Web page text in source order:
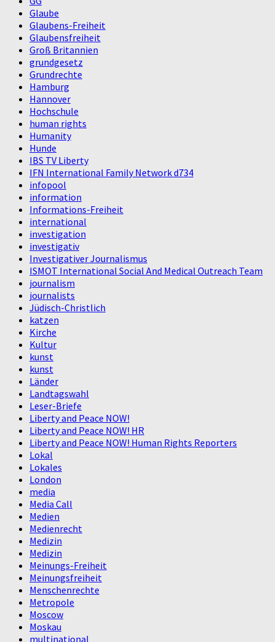
Glaube
Glaubens-Freiheit
Glaubensfreiheit
Groß Britannien
grundgesetz
Grundrechte
Hamburg
Hannover
Hochschule
human rights
Humanity
Hunde
IBS TV Liberty
IFN International Family Network d734
infopool
information
Informations-Freiheit
international
investigation
investigativ
Investigativer Journalismus
ISMOT International Social And Medical Outreach Team
journalism
journalists
Jüdisch-Christlich
katzen
Kirche
Kultur
kunst
kunst
Länder
Landtagswahl
Leser-Briefe
Liberty and Peace NOW!
Liberty and Peace NOW! HR
Liberty and Peace NOW! Human Rights Reporters
Lokal
Lokales
London
media
Media Call
Medien
Medienrecht
Medizin
Medizin
Meinungs-Freiheit
Meinungsfreiheit
Menschenrechte
Metropole
Moscow
Moskau
multinational